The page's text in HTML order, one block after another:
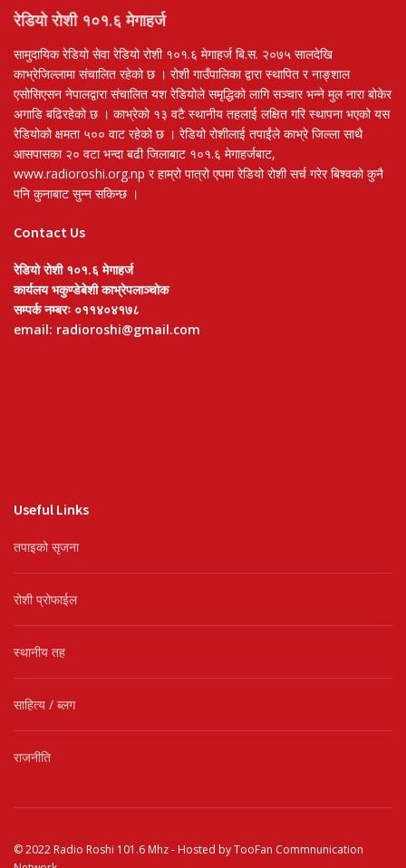
रेडियो रोशी १०१.६ मेगाहर्ज
सामुदायिक रेडियो सेवा रेडियो रोशी १०१.६ मेगाहर्ज बि.स. २०७५ सालदेखि
काभ्रेजिल्लामा संचालित रहेको छ । रोशी गाउँपालिका द्वारा स्थापित र नाङ्शाल
एसोसिएसन नेपालद्वारा संचालित यश रेडियोले समृद्धिको लागि सञ्चार भन्ने मुल नारा बोकेर
अगाडि बढिरहेको छ । काभ्रेको १३ वटै स्थानीय तहलाई लक्षित गरि स्थापना भएको यस
रेडियोको क्षमता ५०० वाट रहेको छ । रेडियो रोशीलाई तपाईंले काभ्रे जिल्ला साथै
आसपासका २० वटा भन्दा बढी जिलाबाट १०१.६ मेगाहर्जबाट,
www.radioroshi.org.np र हाम्रो पात्रो एपमा रेडियो रोशी सर्च गरेर बिश्वको कुनै
पनि कुनाबाट सुन्न सकिन्छ ।
Contact Us
रेडियो रोशी १०१.६ मेगाहर्ज
कार्यलय भकुण्डेबेशी काभ्रेपलाञ्चोक
सम्पर्क नम्बरः ०११४०४१७८
email: radioroshi@gmail.com
Useful Links
तपाइको सृजना
रोशी प्रोफाईल
स्थानीय तह
साहित्य / ब्लग
राजनीति
© 2022 Radio Roshi 101.6 Mhz- Hosted byTooFan Commnunication